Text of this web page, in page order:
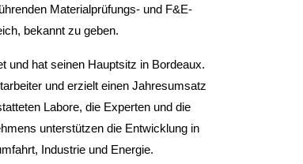
Materialprüfungs- und F&E-
bekannt zu geben.
und hat seinen Hauptsitz in Bordeaux.
und erzielt einen Jahresumsatz
Labore, die Experten und die
unterstützen die Entwicklung in
Industrie und Energie.